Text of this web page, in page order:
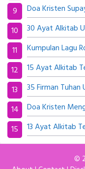
Doa Kristen
30 Ayat Alkitab
Kumpulan Lagu
15 Ayat Alkitab
35 Firman Tuhan
Doa Kristen
13 Ayat Alkitab
©